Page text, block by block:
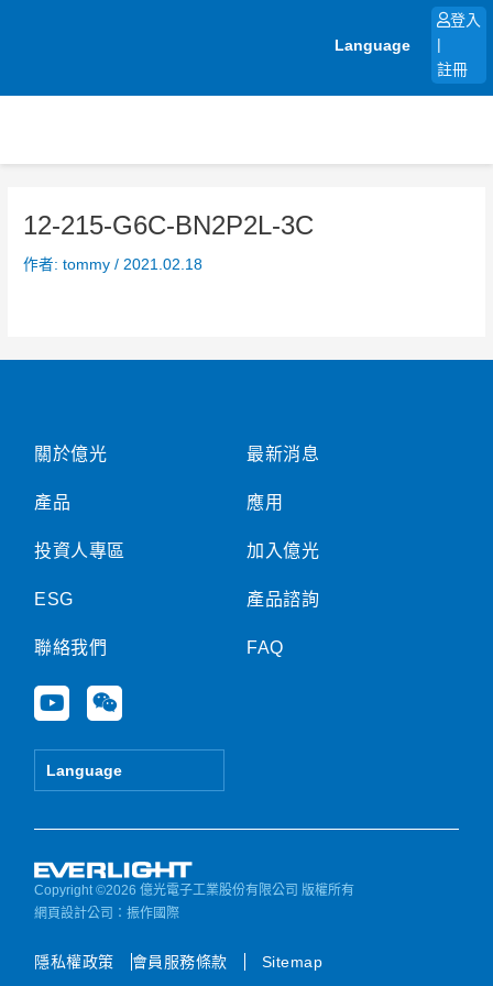
Language
登入
註冊
12-215-G6C-BN2P2L-3C
作者:tommy/ 2021.02.18
關於億光
產品
投資人專區
ESG
聯絡我們
Y
o
u
e
W
e
i
Language
最新消息
應用
加入億光
產品諮詢
FAQ
Copyright ©2026 億光電子工業股份有限公司 版權所有
網頁設計公司 ：振作國際
隱私權政策 會員服務條款 Sitemap